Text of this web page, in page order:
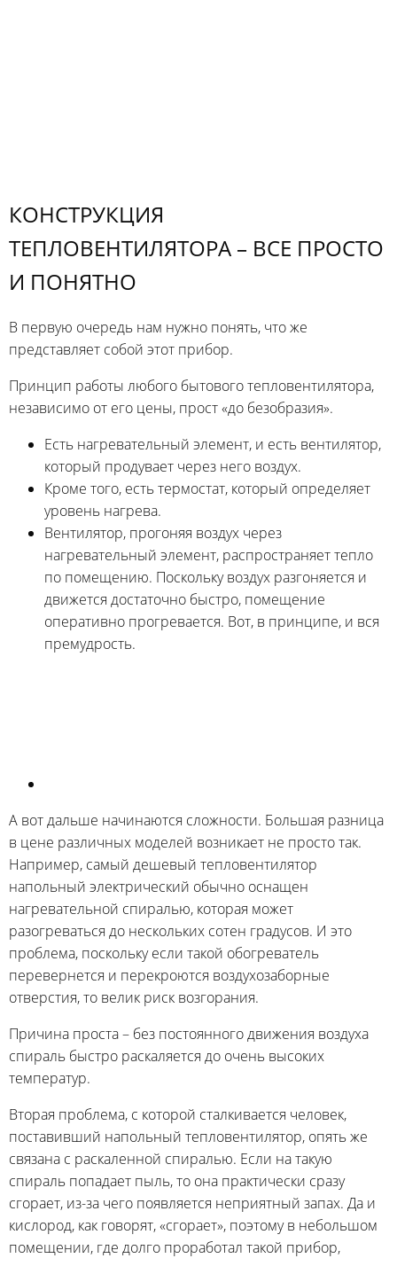
КОНСТРУКЦИЯ
ТЕПЛОВЕНТИЛЯТОРА – ВСЕ ПРОСТО
И ПОНЯТНО
В первую очередь нам нужно понять, что же
представляет собой этот прибор.
Принцип работы любого бытового тепловентилятора,
независимо от его цены, прост «до безобразия».
Есть нагревательный элемент, и есть вентилятор,
который продувает через него воздух.
Кроме того, есть термостат, который определяет
уровень нагрева.
Вентилятор, прогоняя воздух через
нагревательный элемент, распространяет тепло
по помещению. Поскольку воздух разгоняется и
движется достаточно быстро, помещение
оперативно прогревается. Вот, в принципе, и вся
премудрость.
А вот дальше начинаются сложности. Большая разница
в цене различных моделей возникает не просто так.
Например, самый дешевый тепловентилятор
напольный электрический обычно оснащен
нагревательной спиралью, которая может
разогреваться до нескольких сотен градусов. И это
проблема, поскольку если такой обогреватель
перевернется и перекроются воздухозаборные
отверстия, то велик риск возгорания.
Причина проста – без постоянного движения воздуха
спираль быстро раскаляется до очень высоких
температур.
Вторая проблема, с которой сталкивается человек,
поставивший напольный тепловентилятор, опять же
связана с раскаленной спиралью. Если на такую
спираль попадает пыль, то она практически сразу
сгорает, из-за чего появляется неприятный запах. Да и
кислород, как говорят, «сгорает», поэтому в небольшом
помещении, где долго проработал такой прибор,